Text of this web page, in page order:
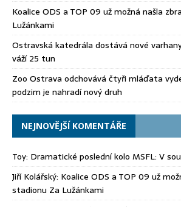
Koalice ODS a TOP 09 už možná našla
Lužánkami
Ostravská katedrála dostává nové
váží 25 tun
Zoo Ostrava odchovává čtyři mláďata
podzim je nahradí nový druh
NEJNOVĚJŠÍ KOMENTÁŘE
Toy: Dramatické poslední kolo MSFL: V
Jiří Kolářský: Koalice ODS a TOP 09 už
stadionu Za Lužánkami